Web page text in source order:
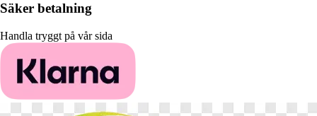
Säker betalning
Handla tryggt på vår sida